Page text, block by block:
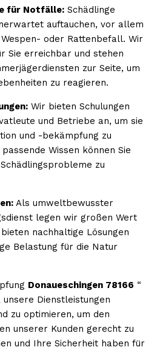
für Notfälle: Schädlinge
auftauchen, vor allem
oder Rattenbefall. Wir
Sie erreichbar und stehen
zur Seite, um
zu reagieren.
Wir bieten Schulungen
und Betriebe an, um sie
und -bekämpfung zu
Wissen können Sie
zu
Als umweltbewusster
legen wir großen Wert
nachhaltige Lösungen
Belastung für die Natur
Donaueschingen 78166 “
Dienstleistungen
zu optimieren, um den
unserer Kunden gerecht zu
und Ihre Sicherheit haben für